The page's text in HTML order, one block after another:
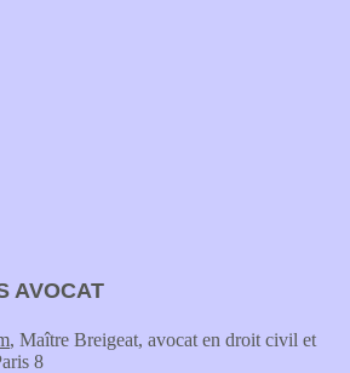
AVOCAT
, Maître Breigeat, avocat en droit civil et
8